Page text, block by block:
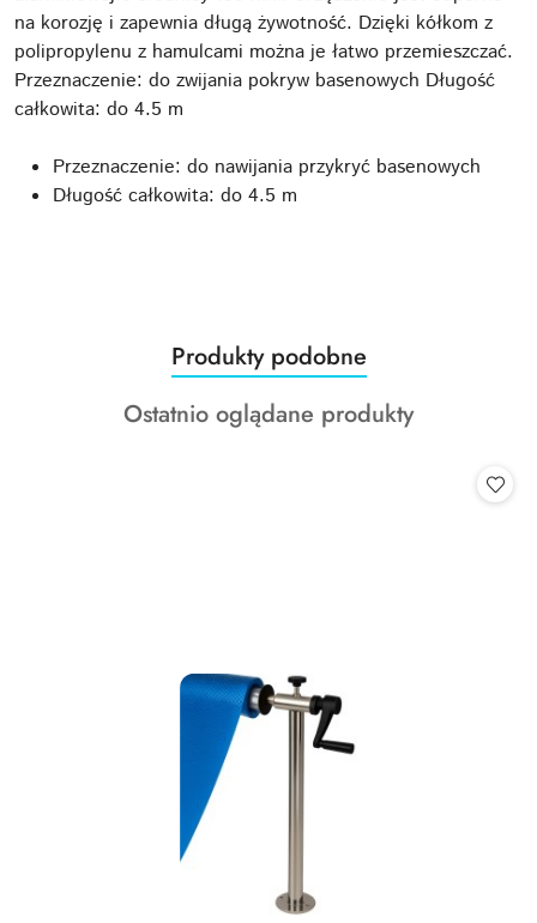
na korozję i zapewnia długą żywotność. Dzięki kółkom z
polipropylenu z hamulcami można je łatwo przemieszczać.
Przeznaczenie: do zwijania pokryw basenowych Długość
całkowita: do 4.5 m
Przeznaczenie: do nawijania przykryć basenowych
Długość całkowita: do 4.5 m
Pomiń karuzelę produktów
Produkty
o
statusie:
Produkty podobne
Produkty
Ostatnio oglądane produkty